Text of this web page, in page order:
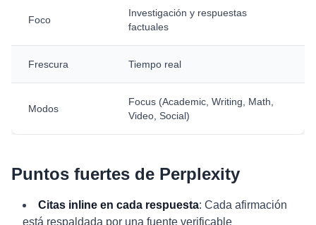
Foco
Investigación y respuestas
factuales
Frescura Tiempo real
Modos
Focus (Academic, Writing, Math,
Video, Social)
Puntos fuertes de Perplexity
Citas inline en cada respuesta: Cada afirmación
está respaldada por una fuente verificable